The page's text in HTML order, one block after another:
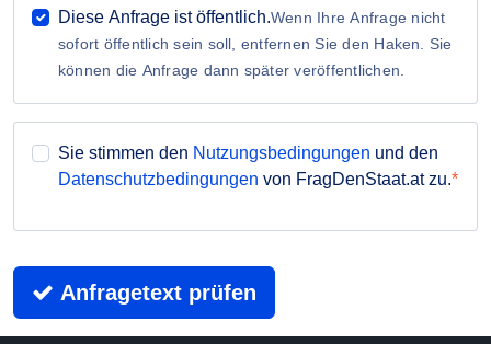
Diese Anfrage ist öffentlich.Wenn Ihre Anfrage nicht
sofort öffentlich sein soll, entfernen Sie den Haken. Sie
können die Anfrage dann später veröffentlichen.
Sie stimmen den Nutzungsbedingungen und den
Datenschutzbedingungen von FragDenStaat.at zu.
Anfragetext prüfen